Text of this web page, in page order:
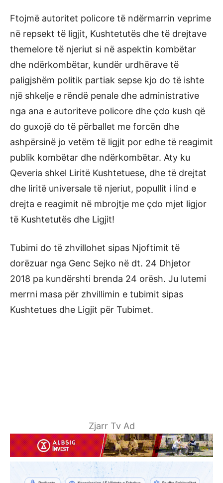
Ftojmë autoritet policore të ndërmarrin veprime
në repsekt të ligjit, Kushtetutës dhe të drejtave
themelore të njeriut si në aspektin kombëtar
dhe ndërkombëtar, kundër urdhërave të
paligjshëm politik partiak sepse kjo do të ishte
një shkelje e rëndë penale dhe administrative
nga ana e autoriteve policore dhe çdo kush që
do guxojë do të përballet me forcën dhe
ashpërsinë jo vetëm të ligjit por edhe të reagimit
publik kombëtar dhe ndërkombëtar. Aty ku
Qeveria shkel Liritë Kushtetuese, dhe të drejtat
dhe liritë universale të njeriut, popullit i lind e
drejta e reagimit në mbrojtje me çdo mjet ligjor
të Kushtetutës dhe Ligjit!
Tubimi do të zhvillohet sipas Njoftimit të
dorëzuar nga Genc Sejko në dt. 24 Dhjetor
2018 pa kundërshti brenda 24 orësh. Ju lutemi
merrni masa për zhvillimin e tubimit sipas
Kushtetues dhe Ligjit për Tubimet.
Zjarr Tv Ad